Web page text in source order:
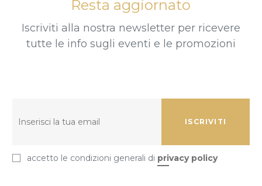
Resta aggiornato
Iscriviti alla nostra newsletter per ricevere
tutte le info sugli eventi e le promozioni
ISCRIVITI
accetto le condizioni generali di privacy policy